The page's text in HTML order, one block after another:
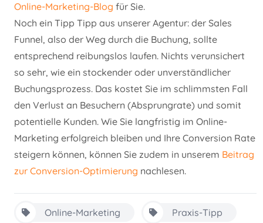
Online-Marketing-Blog für Sie.
Noch ein Tipp Tipp aus unserer Agentur: der Sales
Funnel, also der Weg durch die Buchung, sollte
entsprechend reibungslos laufen. Nichts verunsichert
so sehr, wie ein stockender oder unverständlicher
Buchungsprozess. Das kostet Sie im schlimmsten Fall
den Verlust an Besuchern (Absprungrate) und somit
potentielle Kunden. Wie Sie langfristig im Online-
Marketing erfolgreich bleiben und Ihre Conversion Rate
steigern können, können Sie zudem in unserem Beitrag
zur Conversion-Optimierung nachlesen.
Online-Marketing
Praxis-Tipp